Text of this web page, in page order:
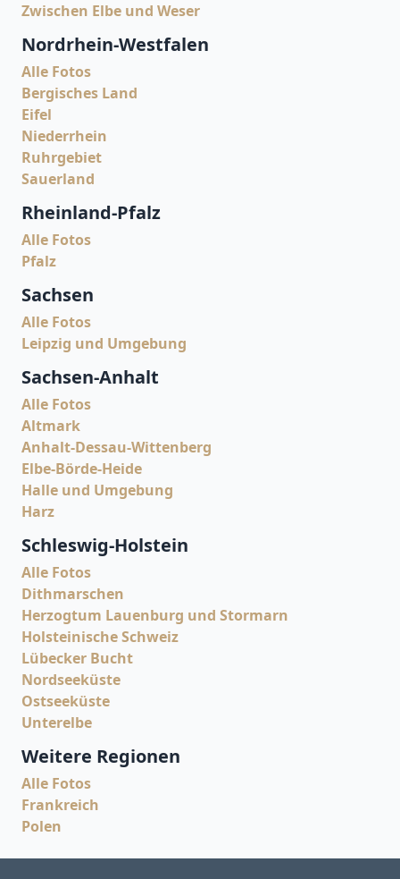
Zwischen Elbe und Weser
Nordrhein-Westfalen
Alle Fotos
Bergisches Land
Eifel
Niederrhein
Ruhrgebiet
Sauerland
Rheinland-Pfalz
Alle Fotos
Pfalz
Sachsen
Alle Fotos
Leipzig und Umgebung
Sachsen-Anhalt
Alle Fotos
Altmark
Anhalt-Dessau-Wittenberg
Elbe-Börde-Heide
Halle und Umgebung
Harz
Schleswig-Holstein
Alle Fotos
Dithmarschen
Herzogtum Lauenburg und Stormarn
Holsteinische Schweiz
Lübecker Bucht
Nordseeküste
Ostseeküste
Unterelbe
Weitere Regionen
Alle Fotos
Frankreich
Polen